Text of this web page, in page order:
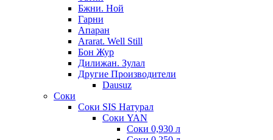
Бжни. Ной
Гарни
Апаран
Ararat. Well Still
Бон Жур
Дилижан. Зулал
Другие Производители
Dausuz
Соки
Соки SIS Натурал
Соки YAN
Соки 0,930 л